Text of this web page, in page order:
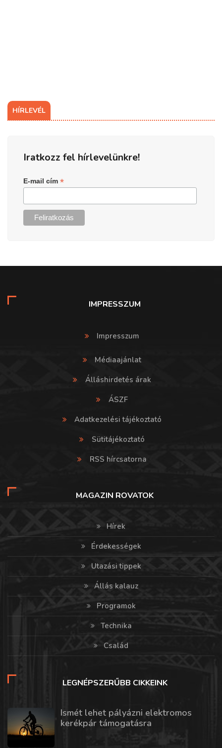
HÍRLEVÉL
Iratkozz fel hírlevelünkre!
E-mail cím*
IMPRESSZUM
Impresszum
Médiaajánlat
Álláshirdetés árak
ÁSZF
Adatkezelési tájékoztató
Sütitájékoztató
RSS hírcsatorna
MAGAZIN ROVATOK
Hírek
Érdekességek
Utazási tippek
Állás kalauz
Programok
Technika
Család
LEGNÉPSZERŰBB CIKKEINK
Ismét lehet pályázni elektromos
kerékpár támogatásra